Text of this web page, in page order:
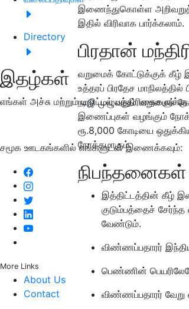
Directory
இதழ்கள்
எங்கள் அச்சு மற்றும் டிஜிட்டல் பத்திரிகைகளுக்கு
சமூக ஊடகங்களில் எங்களுடன் இணைக்கவும்:
More Links
About Us
Contact
இணைந்துகொள்ள
இதில் விரிவாக பார்க்கலாம்.
பிரதான்
வறுமைக் கோட்டுக்குக் கீழ்
உத்தரப் பிரதேச
நாடு முழுவதும் வறுமைக்
இணைப்புகள் வழங்கும்
ரூ.8,000 கோடியை
நோக்கமாகும்.
நிபந்தனைகள்
இத்திட்டத்தின் கீழ்
குடும்பத்தைச்
வேண்டும்.
விண்ணப்பதாரர்
பெண்ணின்
விண்ணப்பதாரர் வேறு